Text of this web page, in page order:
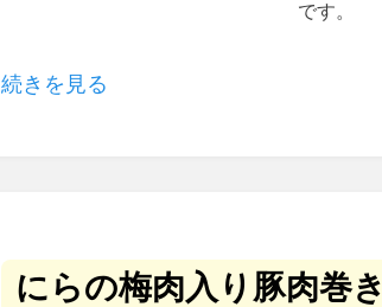
です。
続きを見る
にらの梅肉入り豚肉巻き